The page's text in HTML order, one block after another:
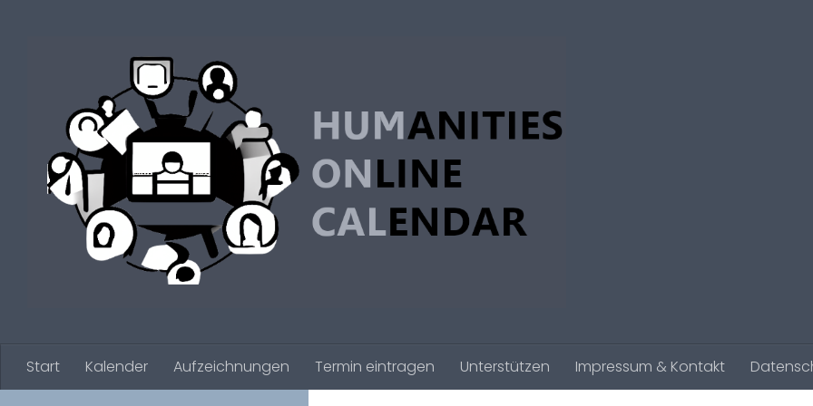
Start Kalender Aufzeichnungen Termin eintragen Unterstützen Impressum & Kontakt